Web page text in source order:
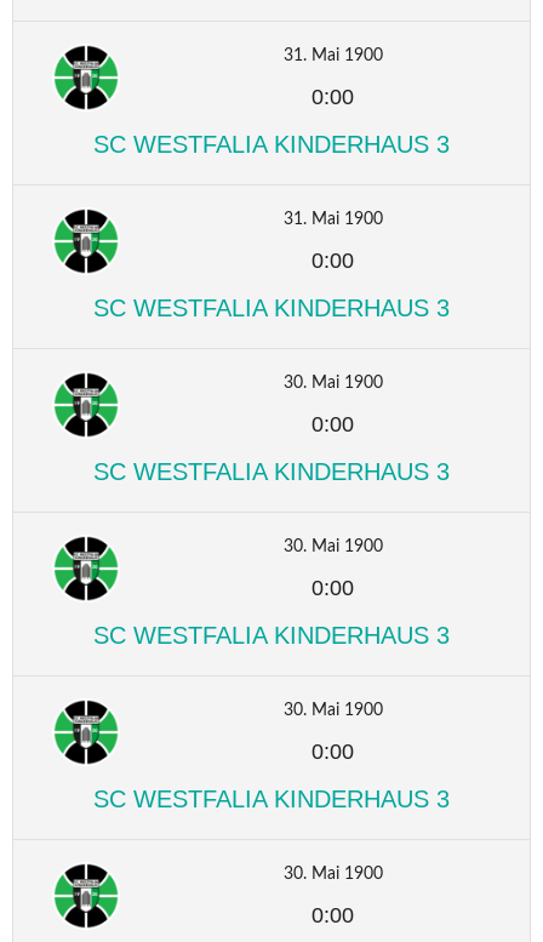
31. Mai 1900
0:00
SC WESTFALIA KINDERHAUS 3
31. Mai 1900
0:00
SC WESTFALIA KINDERHAUS 3
30. Mai 1900
0:00
SC WESTFALIA KINDERHAUS 3
30. Mai 1900
0:00
SC WESTFALIA KINDERHAUS 3
30. Mai 1900
0:00
SC WESTFALIA KINDERHAUS 3
30. Mai 1900
0:00